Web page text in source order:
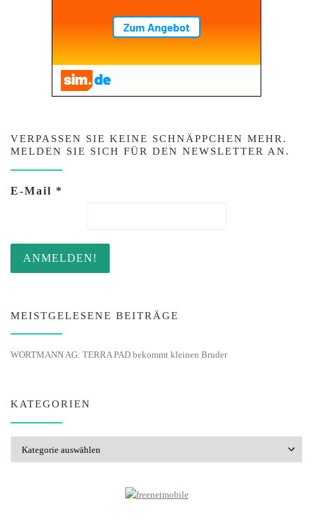
VERPASSEN SIE KEINE SCHNÄPPCHEN MEHR.
MELDEN SIE SICH FÜR DEN NEWSLETTER AN.
E-Mail *
MEISTGELESENE BEITRÄGE
WORTMANN AG: TERRA PAD bekommt kleinen Bruder
KATEGORIEN